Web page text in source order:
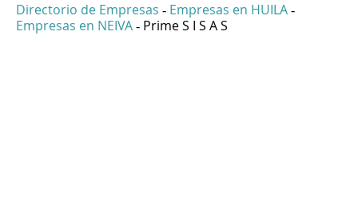
Directorio de Empresas - Empresas en HUILA -
Empresas en NEIVA - Prime S I S A S